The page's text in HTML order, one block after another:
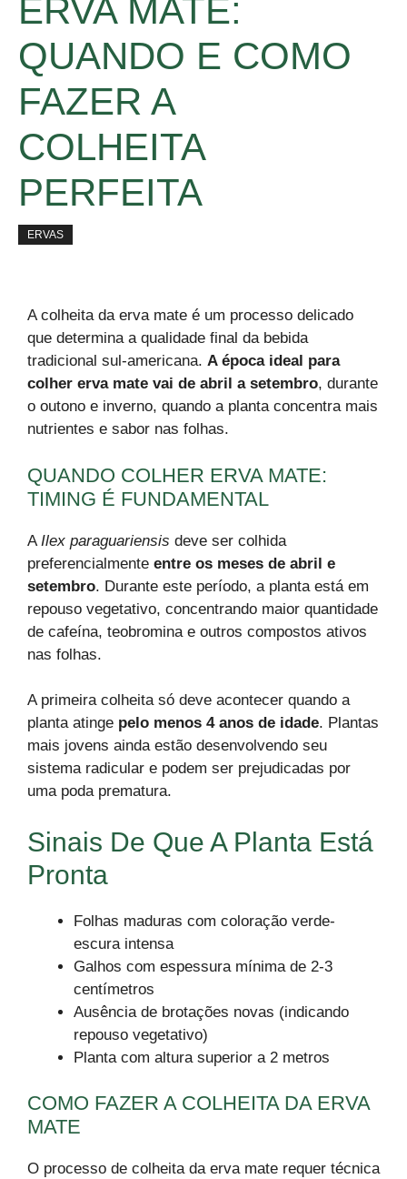
ERVA MATE:
QUANDO E COMO
FAZER A
COLHEITA
PERFEITA
ERVAS
A colheita da erva mate é um processo delicado
que determina a qualidade final da bebida
tradicional sul-americana. A época ideal para
colher erva mate vai de abril a setembro, durante
o outono e inverno, quando a planta concentra mais
nutrientes e sabor nas folhas.
QUANDO COLHER ERVA MATE:
TIMING É FUNDAMENTAL
A Ilex paraguariensis deve ser colhida
preferencialmente entre os meses de abril e
setembro. Durante este período, a planta está em
repouso vegetativo, concentrando maior quantidade
de cafeína, teobromina e outros compostos ativos
nas folhas.
A primeira colheita só deve acontecer quando a
planta atinge pelo menos 4 anos de idade. Plantas
mais jovens ainda estão desenvolvendo seu
sistema radicular e podem ser prejudicadas por
uma poda prematura.
Sinais De Que A Planta Está
Pronta
Folhas maduras com coloração verde-
escura intensa
Galhos com espessura mínima de 2-3
centímetros
Ausência de brotações novas (indicando
repouso vegetativo)
Planta com altura superior a 2 metros
COMO FAZER A COLHEITA DA ERVA
MATE
O processo de colheita da erva mate requer técnica